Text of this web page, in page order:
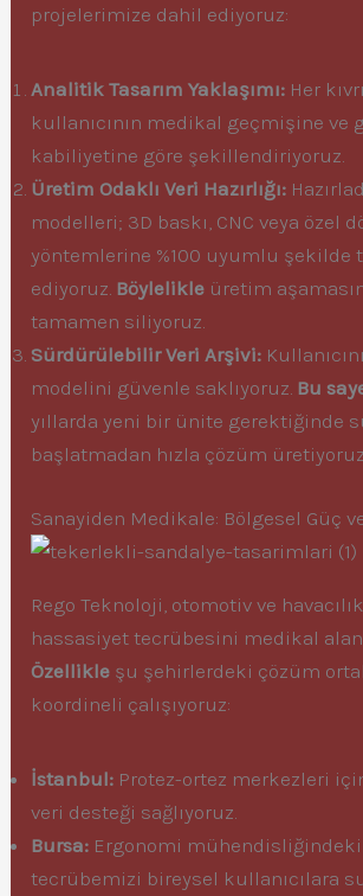
projelerimize dahil ediyoruz:
Analitik Tasarım Yaklaşımı: Her
kullanıcının medikal geçmişine ve
kabiliyetine göre şekillendiriyoruz.
Üretim Odaklı Veri Hazırlığı:
modelleri; 3D baskı, CNC veya özel
yöntemlerine %100 uyumlu şekilde
ediyoruz. Böylelikle üretim
tamamen siliyoruz.
Sürdürülebilir Veri Arşivi:
modelini güvenle saklıyoruz. Bu
yıllarda yeni bir ünite gerektiğinde
başlatmadan hızla çözüm
Sanayiden Medikale: Bölgesel Güç
Rego Teknoloji, otomotiv ve
hassasiyet tecrübesini medikal
Özellikle şu şehirlerdeki çözüm
koordineli çalışıyoruz:
İstanbul: Protez-ortez merkezleri
veri desteği sağlıyoruz.
Bursa: Ergonomi
tecrübemizi bireysel kullanıcılara